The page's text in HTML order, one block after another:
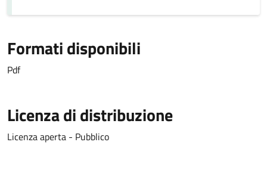
Formati disponibili
Pdf
Licenza di distribuzione
Licenza aperta - Pubblico